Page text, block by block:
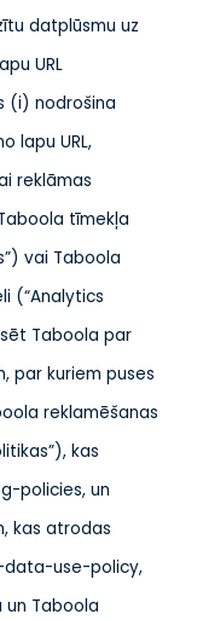
datplūsmu uz
URL
(i) nodrošina
lapu URL,
reklāmas
tīmekļa
vai Taboola
(“Analytics
Taboola par
par kuriem puses
reklamēšanas
kas
policies, un
kas atrodas
use-policy,
Taboola